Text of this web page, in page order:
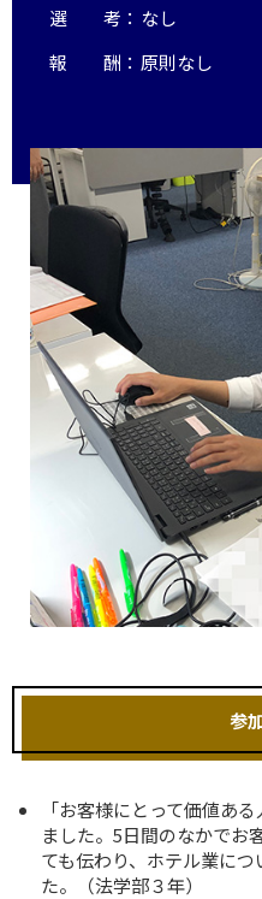
選考
： なし
報酬
： 原則なし
参
「お客様にとって価値あ
ました。5日間のなかでお
ても伝わり、ホテル業に
た。
（法学部３年）